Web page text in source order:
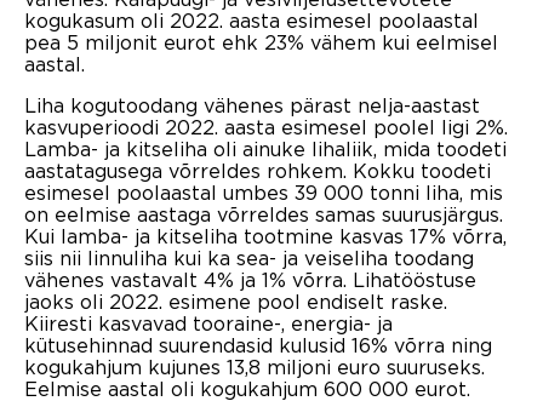
kogukasum oli 2022. aasta esimesel poolaastal
pea 5 miljonit eurot ehk 23% vähem kui eelmisel
aastal.
Liha kogutoodang vähenes pärast nelja-aastast
kasvuperioodi 2022. aasta esimesel poolel ligi 2%.
Lamba- ja kitseliha oli ainuke lihaliik, mida toodeti
aastatagusega võrreldes rohkem. Kokku toodeti
esimesel poolaastal umbes 39 000 tonni liha, mis
on eelmise aastaga võrreldes samas suurusjärgus.
Kui lamba- ja kitseliha tootmine kasvas 17% võrra,
siis nii linnuliha kui ka sea- ja veiseliha toodang
vähenes vastavalt 4% ja 1% võrra. Lihatööstuse
jaoks oli 2022. esimene pool endiselt raske.
Kiiresti kasvavad tooraine-, energia- ja
kütusehinnad suurendasid kulusid 16% võrra ning
kogukahjum kujunes 13,8 miljoni euro suuruseks.
Eelmise aastal oli kogukahjum 600 000 eurot.